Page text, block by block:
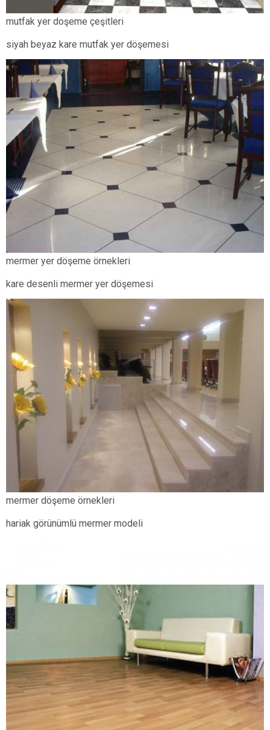
mutfak yer doşeme çeşitleri
siyah beyaz kare mutfak yer döşemesi
mermer yer döşeme örnekleri
kare desenli mermer yer döşemesi
mermer döşeme örnekleri
hariak görünümlü mermer modeli